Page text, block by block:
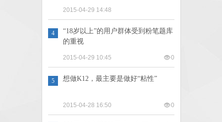
2015-04-29 14:48
4
“18岁以上”的用户群体受到粉笔题库
的重视
2015-04-29 10:45 0
5 想做K12，最主要是做好“粘性”
2015-04-28 16:50 0